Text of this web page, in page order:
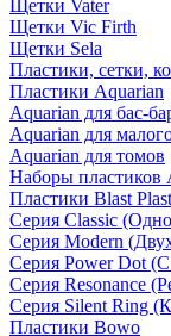
Щетки Vater
Щетки Vic Firth
Щетки Sela
Пластики, сетки,
Пластики Aquarian
Aquarian для бас-
Aquarian для
Aquarian для томов
Наборы пластиков
Пластики Blast Plast
Серия Classic
Серия Modern
Серия Power Dot
Серия Resonance
Серия Silent Ring
Пластики Bowo